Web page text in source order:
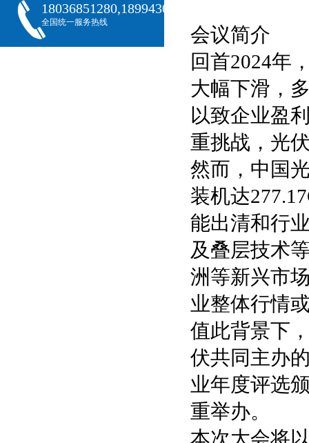
18036851280,18994301288,18068407382
全国统一服务热线
会议简介
回首2024年
大幅下滑，
以致企业盈
重挑战，光
然而，中国
装机达
能出清和行
及叠层技术
洲等新兴市
业整体行情
值此背景下
伏共同主办
业年度评选
重举办。
本次大会将